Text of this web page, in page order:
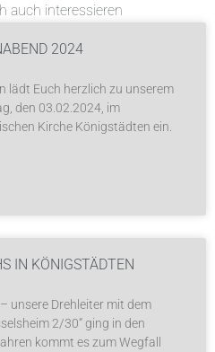
auch interessieren
2024
lädt Euch herzlich zu unserem
den 03.02.2024, im
Kirche Königstädten ein.
IN KÖNIGSTÄDTEN
unsere Drehleiter mit dem
2/30“ ging in den
kommt es zum Wegfall